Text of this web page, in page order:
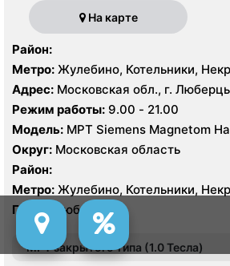
На карте
Район:
Метро: Жулебино, Котельники,
Адрес: Московская обл., г.
ул. 10
Режим работы: 9.00 - 21.00
Модель: МРТ Siemens Magnetom
Округ: Московская область
Район:
Метро: Жулебино, Котельники,
Город:
Люберцы
МРТ закрытого типа (1.0 Тесла)